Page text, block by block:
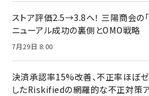
ストア評価2.5→3.8へ！ 三陽商会の「
ニューアル成功の裏側とOMO戦略
7月29日 8:00
決済承認率15%改善、不正率ほぼゼ
したRiskifiedの網羅的な不正対策